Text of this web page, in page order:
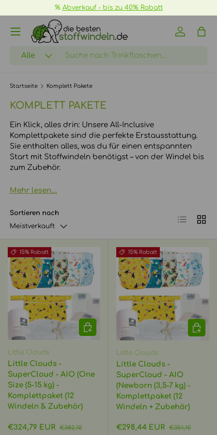
DIREKT ZUM INHALT
% Abverkauf - bis zu 40% Rabatt
Suchen
Alle
Einloggen
Startseite Komplett Pakete
KOMPLETT PAKETE
Ein Klick, alles drin: Unsere All-Inclusive
Komplettpakete sind die perfekte Erstausstattung.
Sie enthalten alles, was du für einen entspannten
Start mit Stoffwindeln benötigst – von der Windel bis
zum Zubehör.
Mehr lesen...
Sortieren nach
Meistverkauft
15% Rabatt
Little Clouds
Little Clouds -
SuperCloud - AIO (One
Size (5-15 kg) -
Komplettpaket (12
Windeln & Zubehör)
Verkaufspreis
€324,79 EUR Normaler Preis
€382,10
IN DEN WARENKORB
15% Rabatt
Little Clouds
Little Clouds -
SuperCloud - AIO
(Newborn (3,5-7 kg) -
Komplettpaket (12
Windeln + Zubehör)
Verkaufspreis
€298,44 EUR Normaler Preis
€351,10
IN DEN